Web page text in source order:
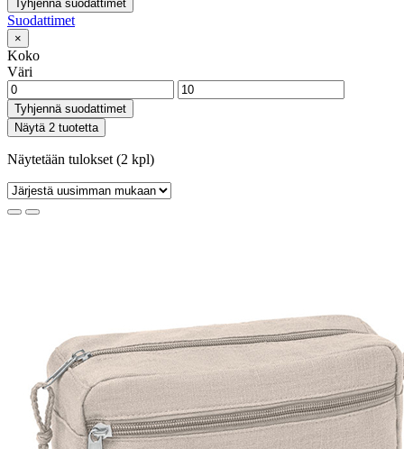
Tyhjennä suodattimet
Suodattimet
×
Koko
Väri
Tyhjennä suodattimet
Näytä 2 tuotetta
Näytetään tulokset (2 kpl)